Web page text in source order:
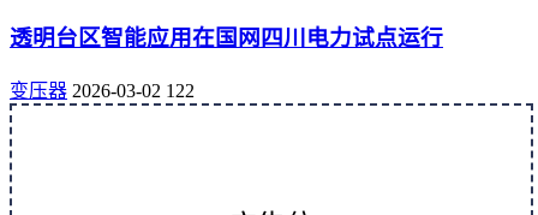
透明台区智能应用在国网四川电力试点运行
变压器 2026-03-02 122